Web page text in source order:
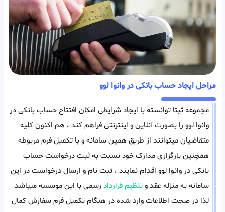
مراحل ایجاد حساب بانکی در وانوا لوو
مجموعه ثبتا توانسته با ایجاد شرایطی امکان افتتاح حساب بانکی در
وانوا لوو را بصورت آنلاین و اینترنتی فراهم کند ، هم اکنون کلیه
متقاضیان میتوانند از طریق همین سامانه و با تکمیل فرم مربوطه
همچنین بارگزاری مدارک خود نسبت به ثبت درخواست حساب
بانکی در وانوا لوو اقدام نمایند ، ثبت نام و ارسال درخواست در این
سامانه به منزله عقد وتنظیم قرارداد رسمی با این موسسه میباشد
لذا در صحت اطلاعات وارد شده در هنگام تکمیل فرم سفارش کمال